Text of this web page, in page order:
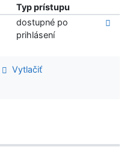
Typ prístupu
dostupné po
prihlásení
Vytlačiť